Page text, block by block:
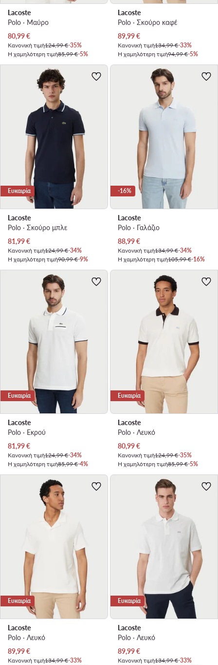
Lacoste
Polo · Μαύρο
Τρέχουσα τιμή
80,99€
Κανονική τιμή124,99 €-35%
Η χαμηλότερη τιμή85,99 €-5%
Lacoste
Polo · Σκούρο καφέ
Τρέχουσα τιμή
89,99€
Κανονική τιμή134,99 €-33%
Η χαμηλότερη τιμή94,99 €-5%
Ευκαιρία
Lacoste
Polo · Σκούρο μπλε
Τρέχουσα τιμή
81,99€
Κανονική τιμή124,99 €-34%
Η χαμηλότερη τιμή90,99 €-9%
-16%
Lacoste
Polo · Γαλάζιο
Τρέχουσα τιμή
88,99€
Κανονική τιμή134,99 €-34%
Η χαμηλότερη τιμή105,99 €-16%
Ευκαιρία
Lacoste
Polo · Εκρού
Τρέχουσα τιμή
81,99€
Κανονική τιμή124,99 €-34%
Η χαμηλότερη τιμή85,99 €-4%
Ευκαιρία
Lacoste
Polo · Λευκό
Τρέχουσα τιμή
80,99€
Κανονική τιμή124,99 €-35%
Η χαμηλότερη τιμή85,99 €-5%
Ευκαιρία
Lacoste
Polo · Λευκό
Τρέχουσα τιμή
89,99€
Κανονική τιμή134,99 €-33%
Ευκαιρία
Lacoste
Polo · Λευκό
Τρέχουσα τιμή
89,99€
Κανονική τιμή134,99 €-33%